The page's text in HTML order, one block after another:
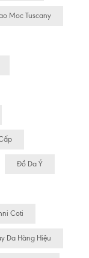
Moc Tuscany
Đồ Da Ý
Coti
Da Hàng Hiệu